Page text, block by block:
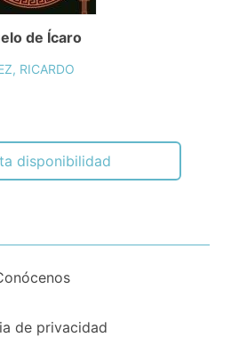
de Ícaro
RICARDO
disponibilidad
de privacidad